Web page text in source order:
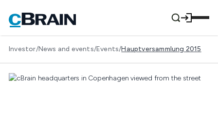
Investor/News and events/Events/Hauptversammlung 2015